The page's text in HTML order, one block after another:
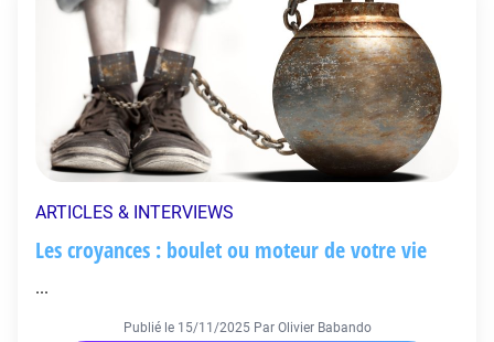
ARTICLES & INTERVIEWS
Les croyances : boulet ou moteur de votre vie
...
Publié le 15/11/2025 Par Olivier Babando